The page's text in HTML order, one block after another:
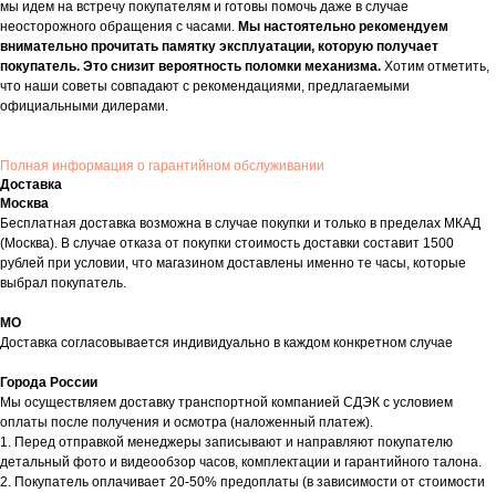
мы идем на встречу покупателям и готовы помочь даже в случае
неосторожного обращения с часами. Мы настоятельно рекомендуем
внимательно прочитать памятку эксплуатации, которую получает
покупатель. Это снизит вероятность поломки механизма. Хотим отметить,
что наши советы совпадают с рекомендациями, предлагаемыми
официальными дилерами.
Полная информация о гарантийном обслуживании
Доставка
Москва
Бесплатная доставка возможна в случае покупки и только в пределах МКАД
(Москва). В случае отказа от покупки стоимость доставки составит 1500
рублей при условии, что магазином доставлены именно те часы, которые
выбрал покупатель.
МО
Доставка согласовывается индивидуально в каждом конкретном случае
Города России
Мы осуществляем доставку транспортной компанией СДЭК с условием
оплаты после получения и осмотра (наложенный платеж).
1. Перед отправкой менеджеры записывают и направляют покупателю
детальный фото и видеообзор часов, комплектации и гарантийного талона.
2. Покупатель оплачивает 20-50% предоплаты (в зависимости от стоимости